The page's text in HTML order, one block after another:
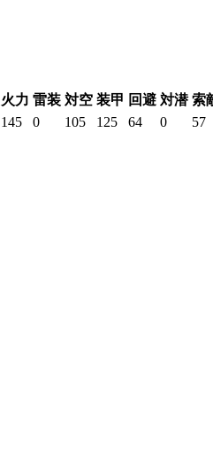
火力 雷装 対空 装甲 回避 対潜 索
145 0 105 125 64 0 57